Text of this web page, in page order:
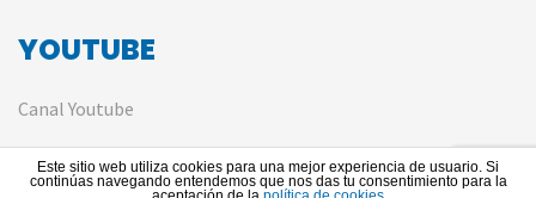
YOUTUBE
Canal Youtube
Este sitio web utiliza cookies para una mejor experiencia de usuario. Si
continúas navegando entendemos que nos das tu consentimiento para la